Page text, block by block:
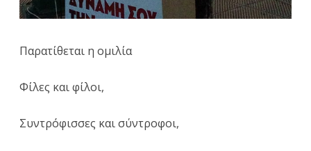
Παρατίθεται η ομιλία
Φίλες και φίλοι,
Συντρόφισσες και σύντροφοι,